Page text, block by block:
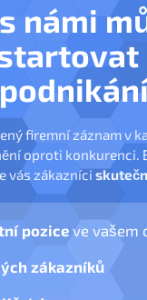
námi
firemní záznam v
oproti konkurenci.
vás zákazníci
poziceve vašem
zákazníků